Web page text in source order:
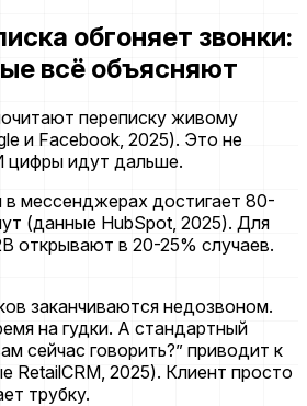
обгоняет звонки:
всё объясняют
переписку живому
и Facebook, 2025). Это не
цифры идут дальше.
в мессенджерах достигает 80-
(данные HubSpot, 2025). Для
открывают в 20-25% случаев.
заканчиваются недозвоном.
на гудки. А стандартный
сейчас говорить?” приводит к
RetailCRM, 2025). Клиент просто
трубку.